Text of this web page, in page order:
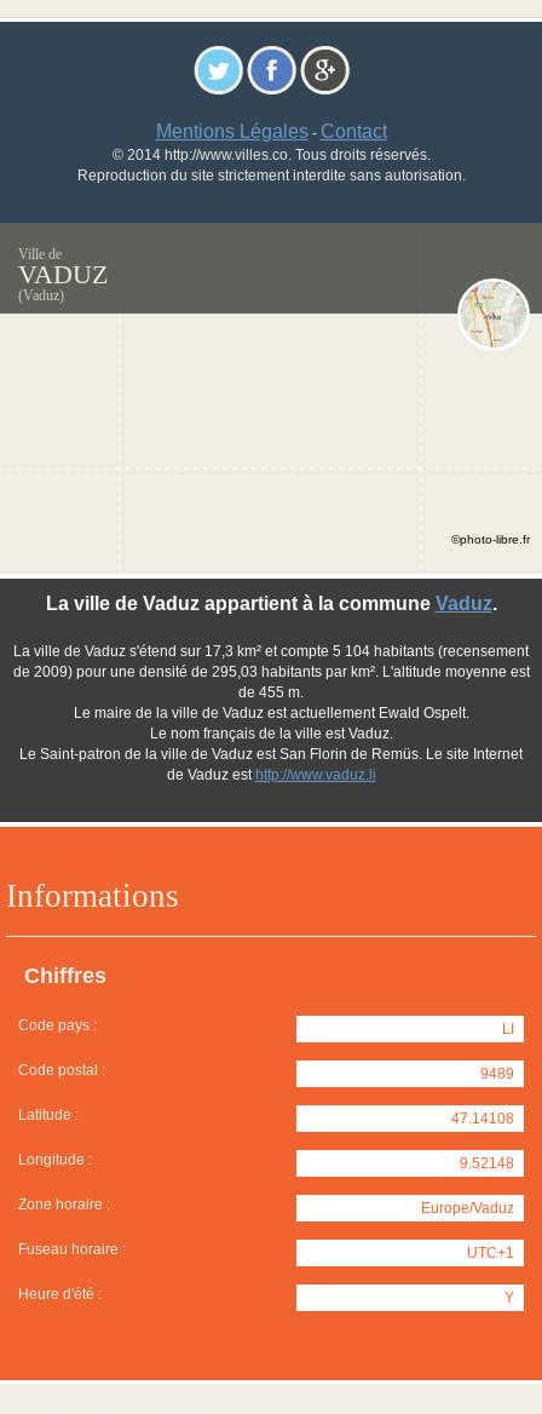
Mentions Légales- Contact
© 2014 http://www.villes.co. Tous droits réservés.
Reproduction du site strictement interdite sans autorisation.
Ville de
VADUZ
(Vaduz)
Informations
Chiffres
Code pays : LI
Code postal : 9489
Latitude : 47.14108
Longitude : 9.52148
Zone horaire : Europe/Vaduz
Fuseau horaire : UTC+1
Heure d'été : Y
La ville de Vaduz appartient à la commune Vaduz.
La ville de Vaduz s'étend sur 17,3 km² et compte 5 104 habitants (recensement
de 2009) pour une densité de 295,03 habitants par km². L'altitude moyenne est
de 455 m.
Le maire de la ville de Vaduz est actuellement Ewald Ospelt.
Le nom français de la ville est Vaduz.
Le Saint-patron de la ville de Vaduz est San Florin de Remüs. Le site Internet
de Vaduz est http://www.vaduz.li
©photo-libre.fr